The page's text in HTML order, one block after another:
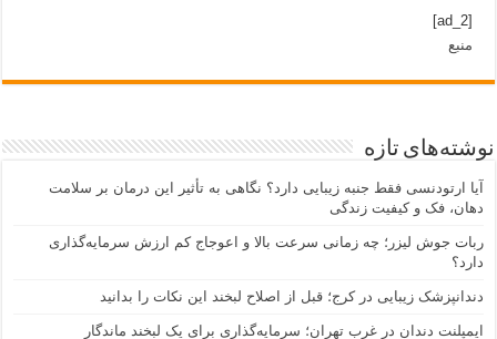
[ad_2]
منبع
نوشته‌های تازه
آیا ارتودنسی فقط جنبه زیبایی دارد؟ نگاهی به تأثیر این درمان بر سلامت
دهان، فک و کیفیت زندگی
ربات جوش لیزر؛ چه زمانی سرعت بالا و اعوجاج کم ارزش سرمایه‌گذاری
دارد؟
دندانپزشک زیبایی در کرج؛ قبل از اصلاح لبخند این نکات را بدانید
ایمپلنت دندان در غرب تهران؛ سرمایه‌گذاری برای یک لبخند ماندگار